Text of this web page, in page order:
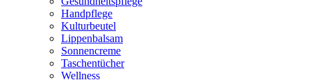
Handpflege
Kulturbeutel
Lippenbalsam
Sonnencreme
Taschentücher
Wellness